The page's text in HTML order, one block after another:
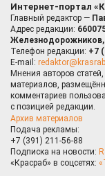
Интернет-портал
Главный редактор —
Адрес редакции:
Телефон редакции: +7
E-mail:
Мнения авторов
материалов,
комментариев
с позицией редакции.
Архив материалов
Подача рекламы:
+7 (391) 211-56-88
Подписка на новости:
«Красраб» в соцсетях: